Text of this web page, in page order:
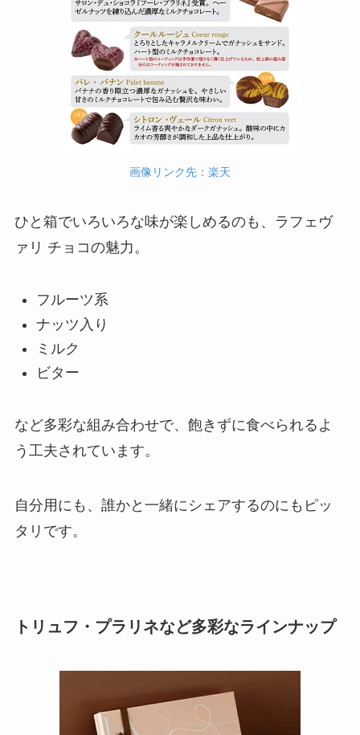
画像リンク先：楽天
ひと箱でいろいろな味が楽しめるのも、ラフェヴ
ァリ チョコの魅力。
フルーツ系
ナッツ入り
ミルク
ビター
など多彩な組み合わせで、飽きずに食べられるよ
う工夫されています。
自分用にも、誰かと一緒にシェアするのにもピッ
タリです。
トリュフ・プラリネなど多彩なラインナップ